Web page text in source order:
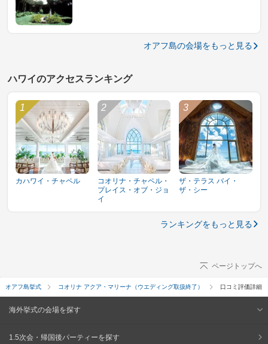
オアフ島の会場をもっと見る
ハワイのアクセスランキング
カハワイ・チャペル
コオリナ・チャペル・
プレイス・オブ・ジョ
イ
ザ・テラス バイ・
ザ・シー
ランキングをもっと見る
ページトップへ
オアフ島挙式 コオリナ アクア・マリーナ（ウエディング取扱終了） 口コミ評価詳細
海外挙式の会場を探す
1.5次会・帰国後パーティーを探す